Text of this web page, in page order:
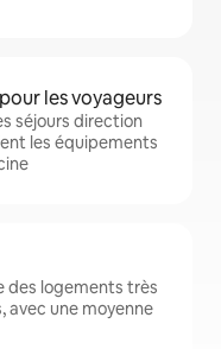
les voyageurs
séjours direction
les équipements
des logements très
avec une moyenne